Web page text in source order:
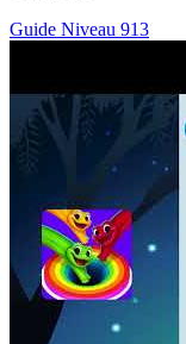
Guide Niveau 913